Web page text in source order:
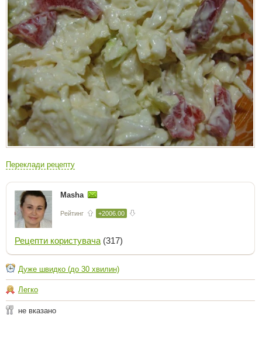
Переклади рецепту
Masha
Рейтинг +2006.00
Рецепти користувача (317)
Дуже швидко (до 30 хвилин)
Легко
не вказано